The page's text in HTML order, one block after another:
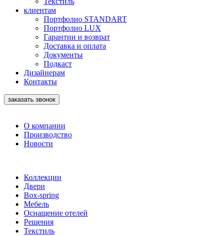
клиентам
Портфолио STANDART
Портфолио LUX
Гарантии и возврат
Доставка и оплата
Документы
Подкаст
Дизайнерам
Контакты
заказать звонок
О компании
Производство
Новости
Коллекции
Двери
Box-spring
Мебель
Оснащение отелей
Решения
Текстиль